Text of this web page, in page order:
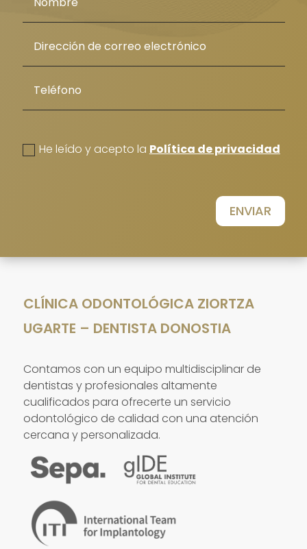
He leído y acepto la Política de privacidad
ENVIAR
CLÍNICA ODONTOLÓGICA ZIORTZA
UGARTE – DENTISTA DONOSTIA
Contamos con un equipo multidisciplinar de
dentistas y profesionales altamente
cualificados para ofrecerte un servicio
odontológico de calidad con una atención
cercana y personalizada.